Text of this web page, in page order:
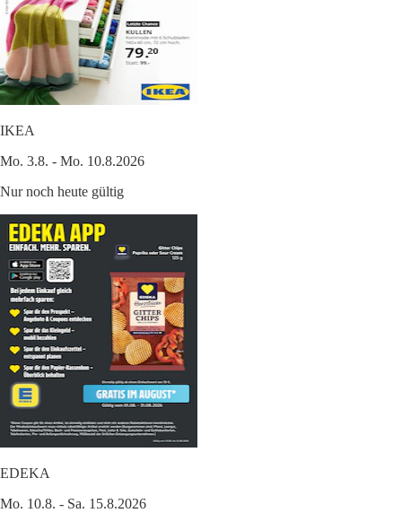
IKEA
Mo. 3.8. - Mo. 10.8.2026
Nur noch heute gültig
EDEKA
Mo. 10.8. - Sa. 15.8.2026